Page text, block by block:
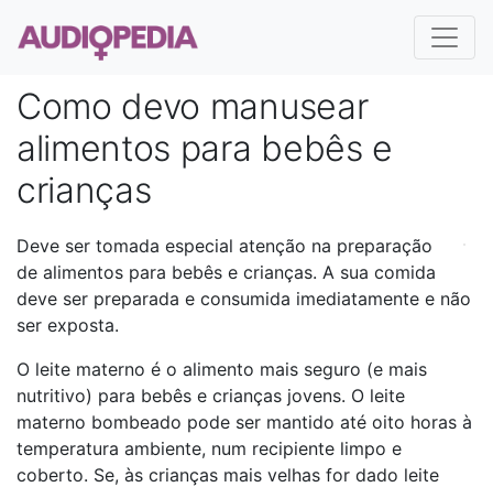
Como devo manusear
alimentos para bebês e
crianças
Deve ser tomada especial atenção na preparação
de alimentos para bebês e crianças. A sua comida
deve ser preparada e consumida imediatamente e não
ser exposta.
O leite materno é o alimento mais seguro (e mais
nutritivo) para bebês e crianças jovens. O leite
materno bombeado pode ser mantido até oito horas à
temperatura ambiente, num recipiente limpo e
coberto. Se, às crianças mais velhas for dado leite